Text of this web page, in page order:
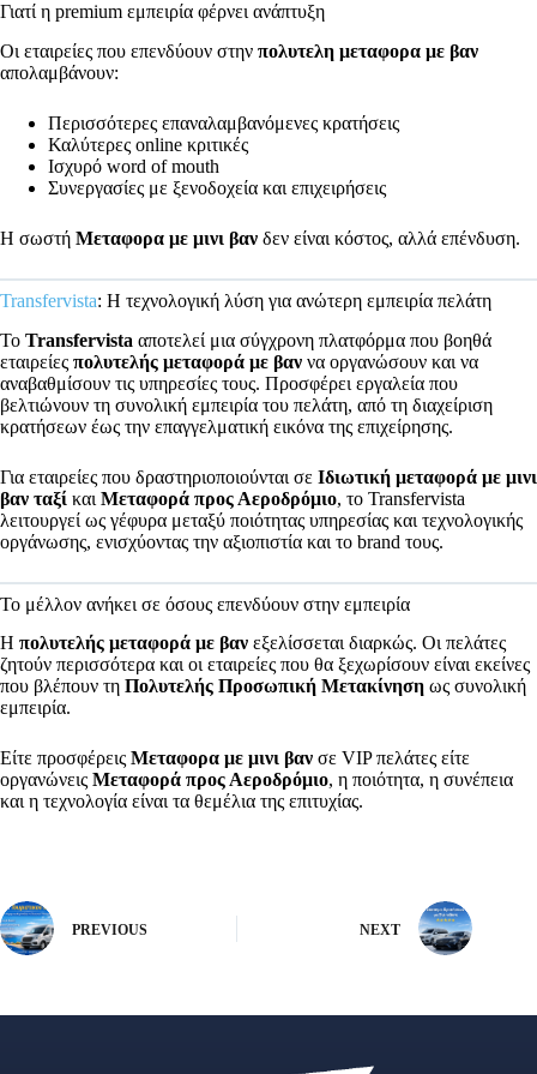
Γιατί η premium εμπειρία φέρνει ανάπτυξη
Οι εταιρείες που επενδύουν στην πολυτελη μεταφορα με βαν
απολαμβάνουν:
Περισσότερες επαναλαμβανόμενες κρατήσεις
Καλύτερες online κριτικές
Ισχυρό word of mouth
Συνεργασίες με ξενοδοχεία και επιχειρήσεις
Η σωστή Μεταφορα με μινι βαν δεν είναι κόστος, αλλά επένδυση.
Transfervista: Η τεχνολογική λύση για ανώτερη εμπειρία πελάτη
Το Transfervista αποτελεί μια σύγχρονη πλατφόρμα που βοηθά
εταιρείες πολυτελής μεταφορά με βαν να οργανώσουν και να
αναβαθμίσουν τις υπηρεσίες τους. Προσφέρει εργαλεία που
βελτιώνουν τη συνολική εμπειρία του πελάτη, από τη διαχείριση
κρατήσεων έως την επαγγελματική εικόνα της επιχείρησης.
Για εταιρείες που δραστηριοποιούνται σε Ιδιωτική μεταφορά με μινι
βαν ταξί και Μεταφορά προς Αεροδρόμιο, το Transfervista
λειτουργεί ως γέφυρα μεταξύ ποιότητας υπηρεσίας και τεχνολογικής
οργάνωσης, ενισχύοντας την αξιοπιστία και το brand τους.
Το μέλλον ανήκει σε όσους επενδύουν στην εμπειρία
Η πολυτελής μεταφορά με βαν εξελίσσεται διαρκώς. Οι πελάτες
ζητούν περισσότερα και οι εταιρείες που θα ξεχωρίσουν είναι εκείνες
που βλέπουν τη Πολυτελής Προσωπική Μετακίνηση ως συνολική
εμπειρία.
Είτε προσφέρεις Μεταφορα με μινι βαν σε VIP πελάτες είτε
οργανώνεις Μεταφορά προς Αεροδρόμιο, η ποιότητα, η συνέπεια
και η τεχνολογία είναι τα θεμέλια της επιτυχίας.
PREVIOUS NEXT